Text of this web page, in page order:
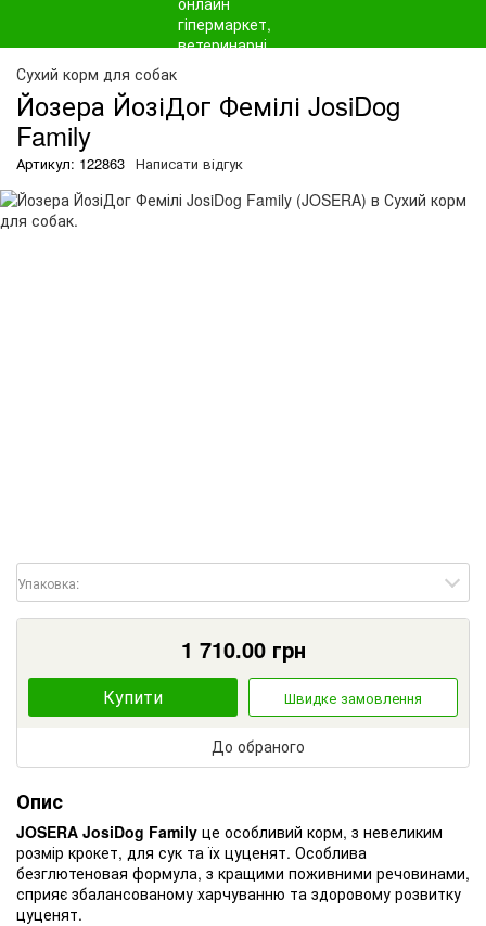
Сухий корм для собак
Йозера ЙозіДог Фемілі JosiDog
Family
Артикул: 122863 Написати відгук
Упаковка:
1 710.00грн
Купити Швидке замовлення
До обраного
Опис
JOSERA JosiDog Family це особливий корм, з невеликим
розмір крокет, для сук та їх цуценят. Особлива
безглютеновая формула, з кращими поживними речовинами,
сприяє збалансованому харчуванню та здоровому розвитку
цуценят.